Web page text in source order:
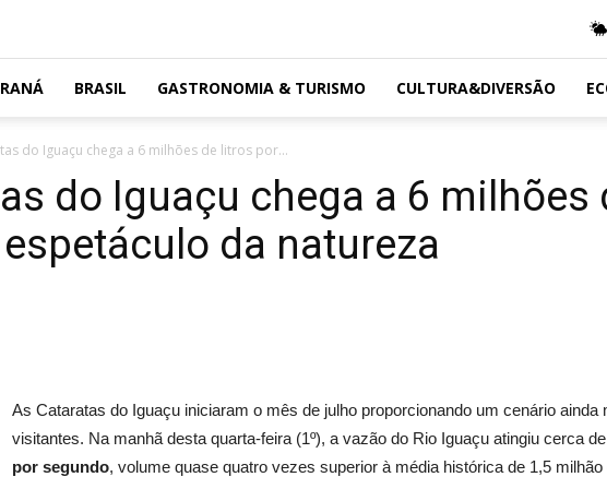
BRASIL GASTRONOMIA & TURISMO CULTURA&DIVERSÃO
do Iguaçu chega a 6 milhões de litros por...
do Iguaçu chega a 6 milhões
da natureza
As Cataratas do Iguaçu iniciaram o mês de julho proporcionando um cenário ainda
visitantes. Na manhã desta quarta-feira (1º), a vazão do Rio Iguaçu atingiu cerca de
por segundo, volume quase quatro vezes superior à média histórica de 1,5